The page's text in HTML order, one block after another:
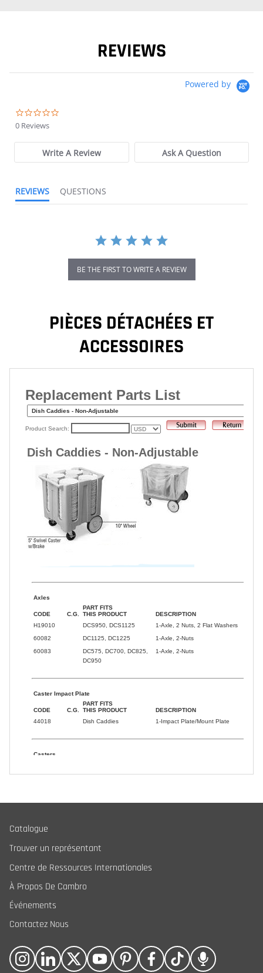
REVIEWS
Powered by
0 Reviews
Write A Review Ask A Question
REVIEWS QUESTIONS
BE THE FIRST TO WRITE A REVIEW
PIÈCES DÉTACHÉES ET
ACCESSOIRES
Catalogue
Trouver un représentant
Centre de Ressources Internationales
À Propos De Cambro
Événements
Contactez Nous